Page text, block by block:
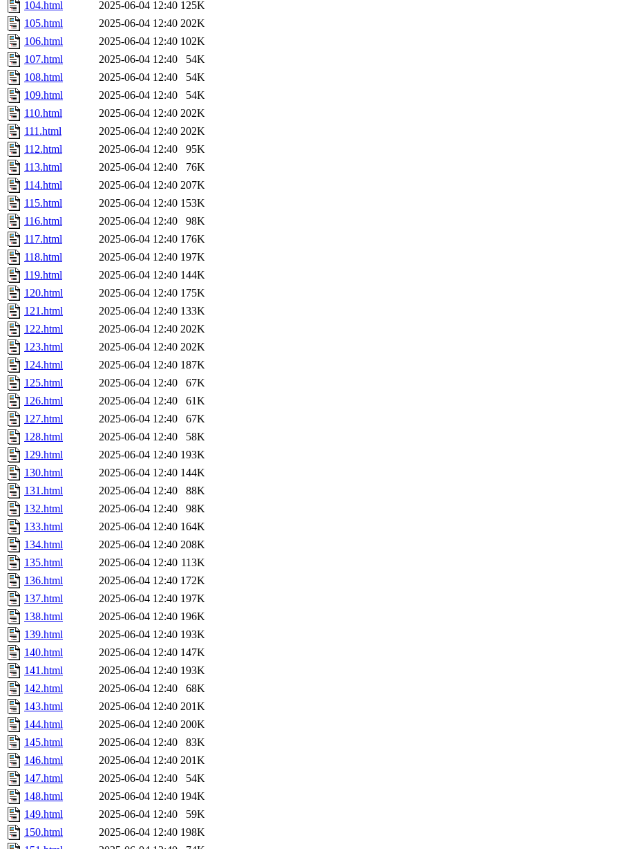
104.html
2025-06-04 12:40 125K
105.html
2025-06-04 12:40 202K
106.html
2025-06-04 12:40 102K
107.html
2025-06-04 12:40
54K
108.html
2025-06-04 12:40
54K
109.html
2025-06-04 12:40
54K
110.html
2025-06-04 12:40 202K
111.html
2025-06-04 12:40 202K
112.html
2025-06-04 12:40
95K
113.html
2025-06-04 12:40
76K
114.html
2025-06-04 12:40 207K
115.html
2025-06-04 12:40 153K
116.html
2025-06-04 12:40
98K
117.html
2025-06-04 12:40 176K
118.html
2025-06-04 12:40 197K
119.html
2025-06-04 12:40 144K
120.html
2025-06-04 12:40 175K
121.html
2025-06-04 12:40 133K
122.html
2025-06-04 12:40 202K
123.html
2025-06-04 12:40 202K
124.html
2025-06-04 12:40 187K
125.html
2025-06-04 12:40
67K
126.html
2025-06-04 12:40
61K
127.html
2025-06-04 12:40
67K
128.html
2025-06-04 12:40
58K
129.html
2025-06-04 12:40 193K
130.html
2025-06-04 12:40 144K
131.html
2025-06-04 12:40
88K
132.html
2025-06-04 12:40
98K
133.html
2025-06-04 12:40 164K
134.html
2025-06-04 12:40 208K
135.html
2025-06-04 12:40 113K
136.html
2025-06-04 12:40 172K
137.html
2025-06-04 12:40 197K
138.html
2025-06-04 12:40 196K
139.html
2025-06-04 12:40 193K
140.html
2025-06-04 12:40 147K
141.html
2025-06-04 12:40 193K
142.html
2025-06-04 12:40
68K
143.html
2025-06-04 12:40 201K
144.html
2025-06-04 12:40 200K
145.html
2025-06-04 12:40
83K
146.html
2025-06-04 12:40 201K
147.html
2025-06-04 12:40
54K
148.html
2025-06-04 12:40 194K
149.html
2025-06-04 12:40
59K
150.html
2025-06-04 12:40 198K